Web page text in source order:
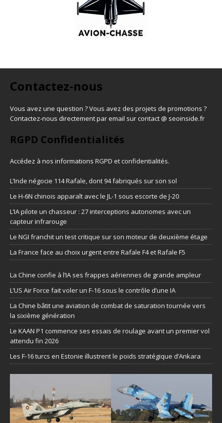
Contactez-nous
Vous avez une question ? Vous avez des projets de promotions ?
Contactez-nous directement par email sur contact @ seoinside.fr
RGPD Confidentialités
Accédez à nos informations RGPD et confidentialités.
L’Inde négocie 114 Rafale, dont 94 fabriqués sur son sol
Le H-6N chinois apparaît avec le JL-1 sous escorte de J-20
L’IA pilote un chasseur : 27 interceptions autonomes avec un
capteur infrarouge
Le NGI franchit un test critique sur son moteur de deuxième étage
La France face au choix urgent entre Rafale F4 et Rafale F5
La Chine confie à l’IA ses frappes aériennes de grande ampleur
L’US Air Force fait voler un F-16 sous le contrôle d’une IA
La Chine bâtit une aviation de combat de saturation tournée vers
la sixième génération
Le KAAN P1 commence ses essais de roulage avant un premier vol
attendu fin 2026
Les F-16 turcs en Estonie illustrent le poids stratégique d’Ankara